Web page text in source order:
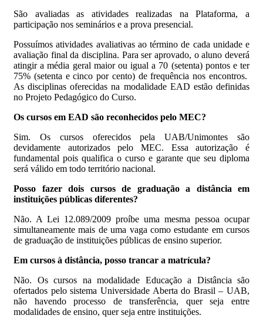
São avaliadas as atividades realizadas na Plataforma, a
participação nos seminários e a prova presencial.
Possuímos atividades avaliativas ao término de cada unidade e
avaliação final da disciplina. Para ser aprovado, o aluno deverá
atingir a média geral maior ou igual a 70 (setenta) pontos e ter
75% (setenta e cinco por cento) de frequência nos encontros.
As disciplinas oferecidas na modalidade EAD estão definidas
no Projeto Pedagógico do Curso.
Os cursos em EAD são reconhecidos pelo MEC?
Sim. Os cursos oferecidos pela UAB/Unimontes são
devidamente autorizados pelo MEC. Essa autorização é
fundamental pois qualifica o curso e garante que seu diploma
será válido em todo território nacional.
Posso fazer dois cursos de graduação a distância em
instituições públicas diferentes?
Não. A Lei 12.089/2009 proíbe uma mesma pessoa ocupar
simultaneamente mais de uma vaga como estudante em cursos
de graduação de instituições públicas de ensino superior.
Em cursos à distância, posso trancar a matrícula?
Não. Os cursos na modalidade Educação a Distância são
ofertados pelo sistema Universidade Aberta do Brasil – UAB,
não havendo processo de transferência, quer seja entre
modalidades de ensino, quer seja entre instituições.